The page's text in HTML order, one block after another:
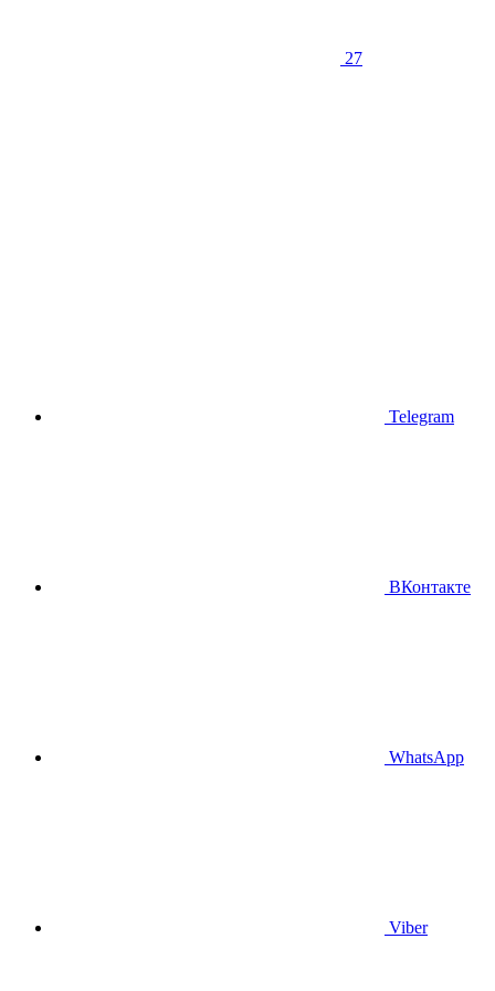
27
Telegram
ВКонтакте
WhatsApp
Viber